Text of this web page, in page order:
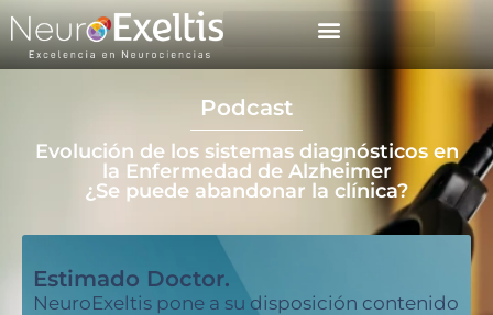
Podcast
Evolución de los sistemas diagnósticos en
la Enfermedad de Alzheimer
¿Se puede abandonar la clínica?
Estimado Doctor.
NeuroExeltis pone a su disposición contenido